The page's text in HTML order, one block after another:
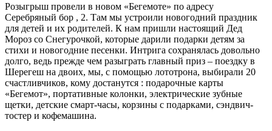
Розыгрыш провели в новом «Бегемоте» по адресу
Серебряный бор , 2. Там мы устроили новогодний праздник
для детей и их родителей. К нам пришли настоящий Дед
Мороз со Снегурочкой, которые дарили подарки детям за
стихи и новогодние песенки. Интрига сохранялась довольно
долго, ведь прежде чем разыграть главный приз – поездку в
Шерегеш на двоих, мы, с помощью лототрона, выбирали 20
счастливчиков, кому достанутся : подарочные карты
«Бегемот», портативные колонки, электрические зубные
щетки, детские смарт-часы, корзины с подарками, сэндвич-
тостер и кофемашина.